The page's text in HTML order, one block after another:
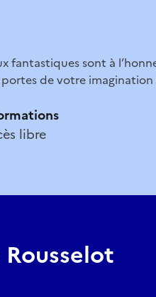
fantastiques sont à
portes de votre
libre